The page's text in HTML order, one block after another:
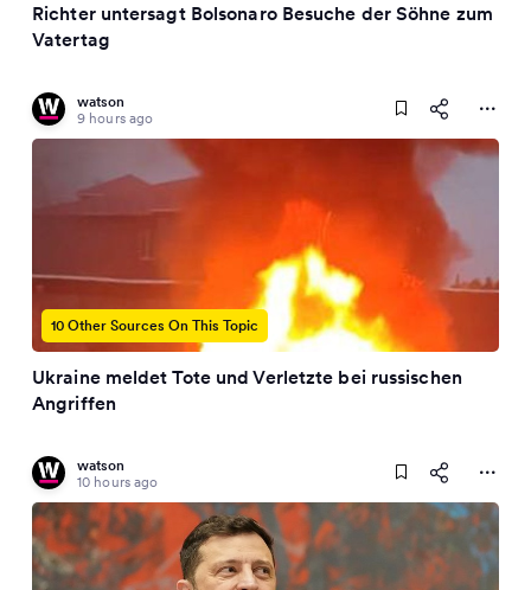
Richter untersagt Bolsonaro Besuche der Söhne zum
Vatertag
watson
9 hours ago
10 Other Sources On This Topic
Ukraine meldet Tote und Verletzte bei russischen
Angriffen
watson
10 hours ago